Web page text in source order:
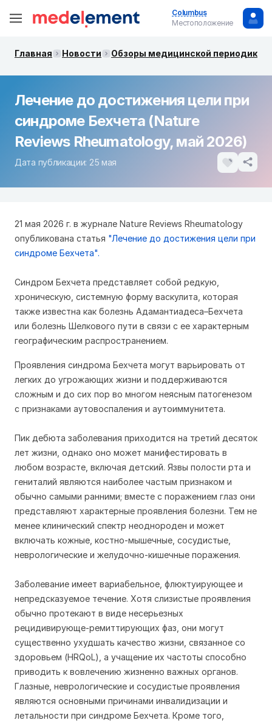
Columbus
Местоположение
Главная Новости Обзоры медицинской периодики.
Лечение до достижения цели при
синдроме Бехчета (Nature
Reviews Rheumatology, май 2026)
Дата публикации: 25 мая
21 мая 2026 г. в журнале Nature Reviews Rheumatology
опубликована статья "Лечение до достижения цели при
синдроме Бехчета".
Синдром Бехчета представляет собой редкую,
хроническую, системную форму васкулита, которая
также известна как болезнь Адамантиадеса–Бехчета
или болезнь Шелкового пути в связи с ее характерным
географическим распространением.
Проявления синдрома Бехчета могут варьировать от
легких до угрожающих жизни и поддерживаются
сложным и до сих пор во многом неясным патогенезом
с признаками аутовоспаления и аутоиммунитета.
Пик дебюта заболевания приходится на третий десяток
лет жизни, однако оно может манифестировать в
любом возрасте, включая детский. Язвы полости рта и
гениталий являются наиболее частым признаком и
обычно самыми ранними; вместе с поражением глаз они
представляют характерные проявления болезни. Тем не
менее клинический спектр неоднороден и может
включать кожные, костно-мышечные, сосудистые,
неврологические и желудочно-кишечные поражения.
Заболевание имеет вариабельное, флюктуирующее и
непредсказуемое течение. Хотя слизистые проявления
обычно протекают в виде несерьезных
рецидивирующе-ремиттирующих фаз, они могут
существенно ухудшать качество жизни, связанное со
здоровьем (HRQoL), а учащение их частоты способно
приводить к вовлечению жизненно важных органов.
Глазные, неврологические и сосудистые проявления
являются основными причинами инвалидизации и
летальности при синдроме Бехчета. Кроме того,